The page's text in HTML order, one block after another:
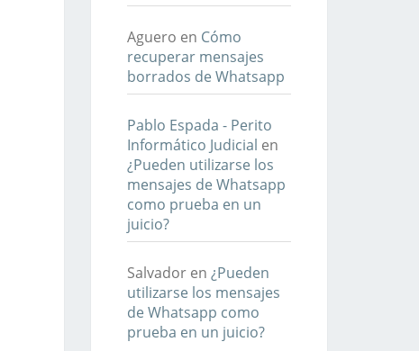
Aguero en Cómo
recuperar mensajes
borrados de Whatsapp
Pablo Espada - Perito
Informático Judicial en
¿Pueden utilizarse los
mensajes de Whatsapp
como prueba en un
juicio?
Salvadoren ¿Pueden
utilizarse los mensajes
de Whatsapp como
prueba en un juicio?